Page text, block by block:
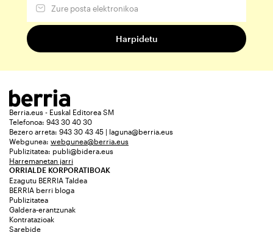
Berria.eus - Euskal Editorea SM
Telefonoa: 943 30 40 30
Bezero arreta: 943 30 43 45 | laguna@berria.eus
Webgunea: webgunea@berria.eus
Publizitatea: publi@bidera.eus
Harremanetan jarri
ORRIALDE KORPORATIBOAK
Ezagutu BERRIA Taldea
BERRIA berri bloga
Publizitatea
Galdera-erantzunak
Kontratazioak
Sarebide